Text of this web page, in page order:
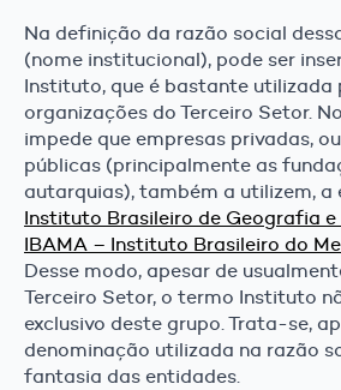
Na definição da razão social
(nome institucional), pode ser
Instituto, que é bastante utilizada
organizações do Terceiro Setor.
impede que empresas privadas,
públicas (principalmente as
autarquias), também a utilizem, a
Instituto Brasileiro de Geografia
IBAMA – Instituto Brasileiro do
Desse modo, apesar de
Terceiro Setor, o termo Instituto
exclusivo deste grupo. Trata-se,
denominação utilizada na razão
fantasia das entidades.